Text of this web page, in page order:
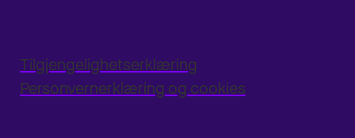
Tilgjengelighetserklæring
Personvernerklæring og cookies